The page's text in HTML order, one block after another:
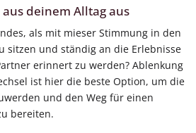
deinem Alltag aus
als mit mieser Stimmung in den
sitzen und ständig an die Erlebnisse
erinnert zu werden? Ablenkung
ist hier die beste Option, um die
und den Weg für einen
bereiten.